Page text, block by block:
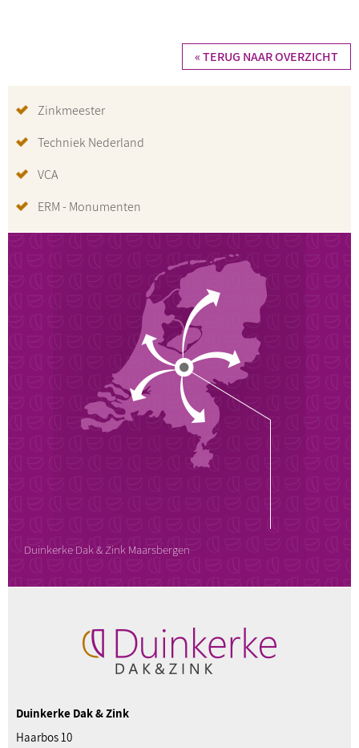
« TERUG NAAR OVERZICHT
Zinkmeester
Techniek Nederland
VCA
ERM - Monumenten
Duinkerke Dak & Zink Maarsbergen
Duinkerke Dak & Zink
Haarbos 10